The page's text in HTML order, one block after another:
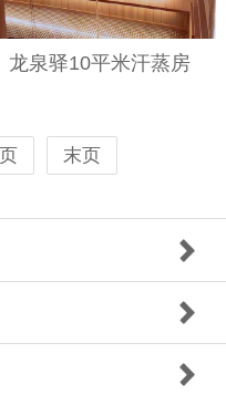
龙泉驿10平米汗蒸房
末页